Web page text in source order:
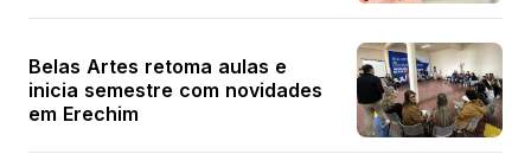
Belas Artes retoma aulas e
inicia semestre com novidades
em Erechim